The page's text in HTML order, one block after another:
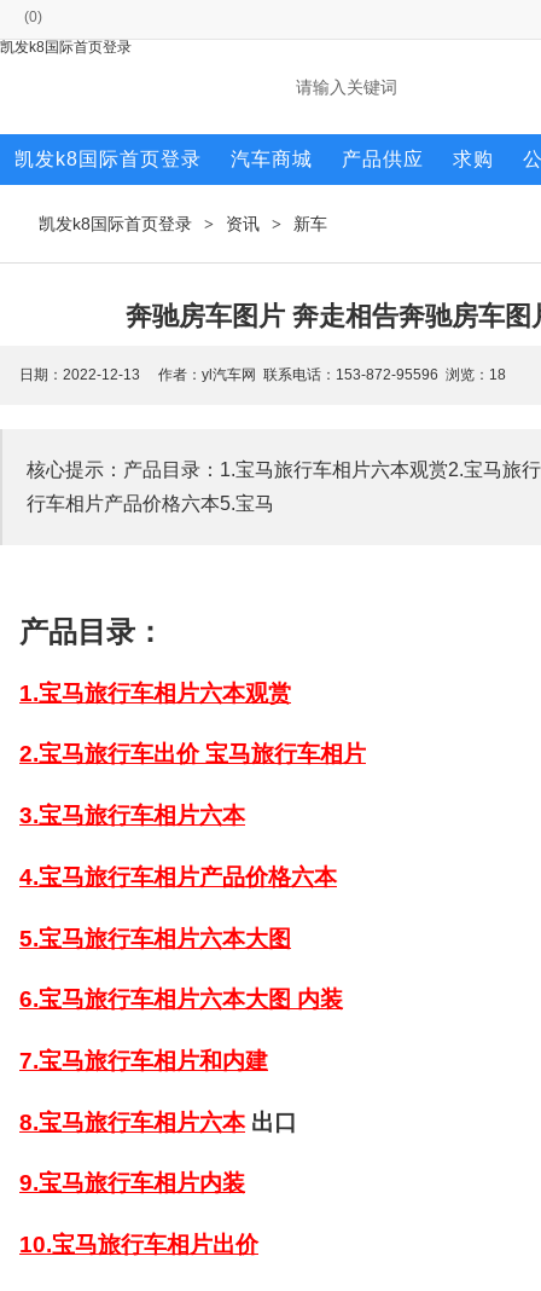
(0)
凯发k8国际首页登录
凯发k8国际首页登录 汽车商城 产品供应 求购
凯发k8国际首页登录 > 资讯 > 新车
奔驰房车图片 奔走相告奔驰房车
日期：2022-12-13 作者：yl汽车网 联系电话：153-872-95596 浏览： 18
核心提示：产品目录：1.宝马旅行车相片六本观赏2.宝马旅
行车相片产品价格六本5.宝马
产品目录：
1.宝马旅行车相片六本观赏
2.宝马旅行车出价 宝马旅行车相片
3.宝马旅行车相片六本
4.宝马旅行车相片产品价格六本
5.宝马旅行车相片六本大图
6.宝马旅行车相片六本大图 内装
7.宝马旅行车相片和内建
8.宝马旅行车相片六本出口
9.宝马旅行车相片内装
10.宝马旅行车相片出价